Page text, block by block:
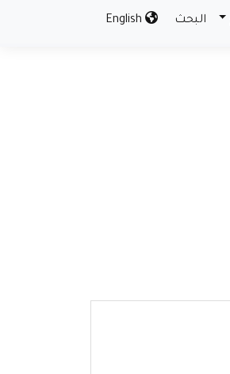
البحث